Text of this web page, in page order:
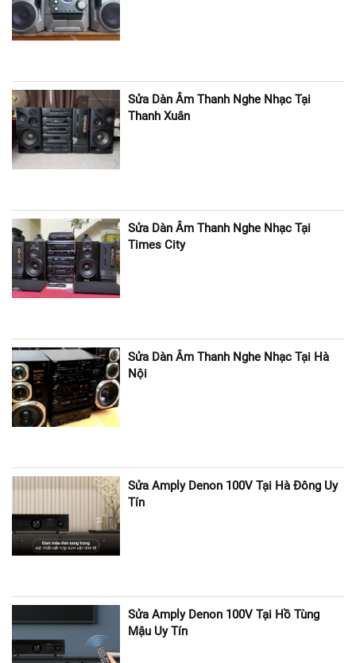
Sửa Dàn Âm Thanh Nghe Nhạc Tại
Thanh Xuân
Sửa Dàn Âm Thanh Nghe Nhạc Tại
Times City
Sửa Dàn Âm Thanh Nghe Nhạc Tại Hà
Nội
Sửa Amply Denon 100V Tại Hà Đông Uy
Tín
Sửa Amply Denon 100V Tại Hồ Tùng
Mậu Uy Tín